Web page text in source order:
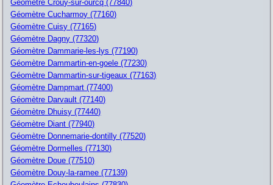
Géomètre Crouy-sur-ourcq (77840)
Géomètre Cucharmoy (77160)
Géomètre Cuisy (77165)
Géomètre Dagny (77320)
Géomètre Dammarie-les-lys (77190)
Géomètre Dammartin-en-goele (77230)
Géomètre Dammartin-sur-tigeaux (77163)
Géomètre Dampmart (77400)
Géomètre Darvault (77140)
Géomètre Dhuisy (77440)
Géomètre Diant (77940)
Géomètre Donnemarie-dontilly (77520)
Géomètre Dormelles (77130)
Géomètre Doue (77510)
Géomètre Douy-la-ramee (77139)